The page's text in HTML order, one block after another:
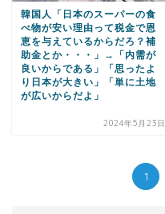
韓国人「日本のスーパーの食
べ物が安い理由って税金で恩
恵を与えているからだろ？補
助金とか・・・」→「内需が
良いからである」「思ったよ
り日本が大きい」「単に土地
が広いからだよ」
2024年5月23日
1